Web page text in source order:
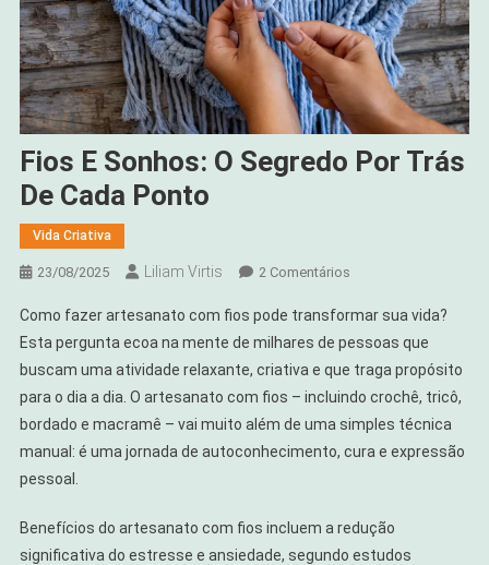
Fios E Sonhos: O Segredo Por Trás
De Cada Ponto
Vida Criativa
23/08/2025 Liliam Virtis 2 ComentáriosEm
E
Sonhos:
O
Segredo
Por
Trás
Ponto
Como fazer artesanato com fios pode transformar sua vida?
Esta pergunta ecoa na mente de milhares de pessoas que
buscam uma atividade relaxante, criativa e que traga propósito
para o dia a dia. O artesanato com fios – incluindo crochê, tricô,
bordado e macramê – vai muito além de uma simples técnica
manual: é uma jornada de autoconhecimento, cura e expressão
pessoal.
Benefícios do artesanato com fios incluem a redução
significativa do estresse e ansiedade, segundo estudos